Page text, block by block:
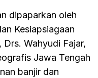
dipaparkan oleh
Kesiapsiagaan
Wahyudi Fajar,
Jawa Tengah
banjir dan